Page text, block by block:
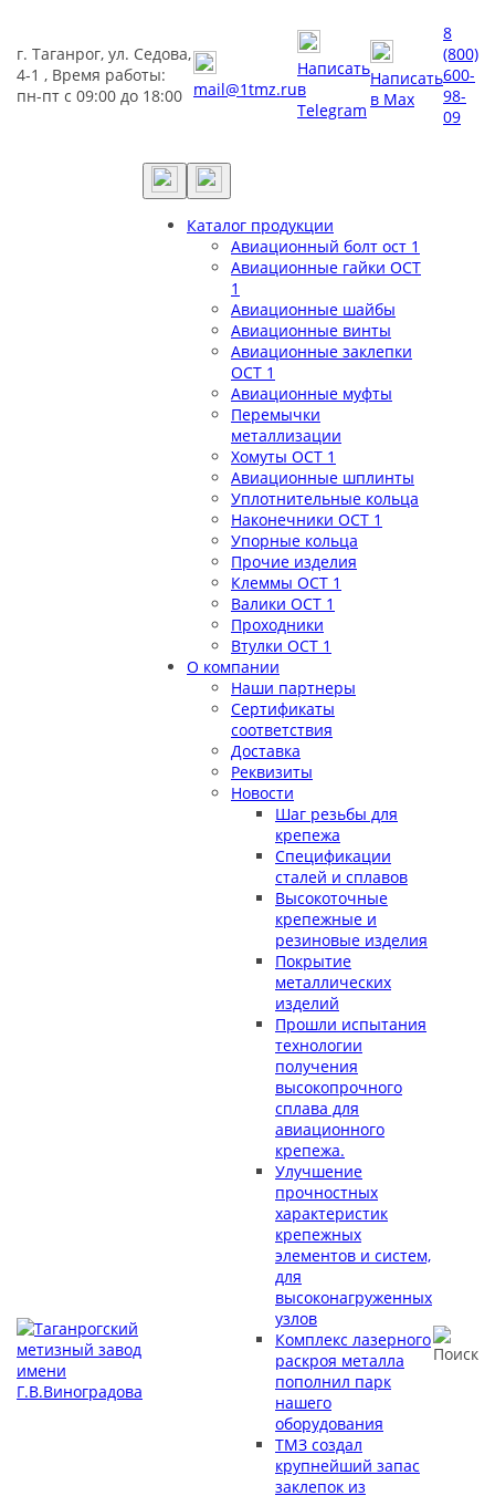
г. Таганрог, ул. Седова,
4-1 , Время работы:
пн-пт с 09:00 до 18:00 mail@1tmz.ru
Написать
в
Telegram
Написать
в Max
8
(800)
600-
98-
09
Каталог продукции
Авиационный болт ост 1
Авиационные гайки ОСТ
1
Авиационные шайбы
Авиационные винты
Авиационные заклепки
ОСТ 1
Авиационные муфты
Перемычки
металлизации
Хомуты ОСТ 1
Авиационные шплинты
Уплотнительные кольца
Наконечники ОСТ 1
Упорные кольца
Прочие изделия
Клеммы ОСТ 1
Валики ОСТ 1
Проходники
Втулки ОСТ 1
О компании
Наши партнеры
Сертификаты
соответствия
Доставка
Реквизиты
Новости
Шаг резьбы для
крепежа
Спецификации
сталей и сплавов
Высокоточные
крепежные и
резиновые изделия
Покрытие
металлических
изделий
Прошли испытания
технологии
получения
высокопрочного
сплава для
авиационного
крепежа.
Улучшение
прочностных
характеристик
крепежных
элементов и систем,
для
высоконагруженных
узлов
Комплекс лазерного
раскроя металла
пополнил парк
нашего
оборудования
ТМЗ создал
крупнейший запас
заклепок из